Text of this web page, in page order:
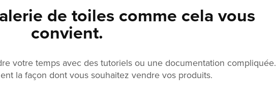
de toiles comme cela vous
convient.
votre temps avec des tutoriels ou une documentation compliquée.
la façon dont vous souhaitez vendre vos produits.